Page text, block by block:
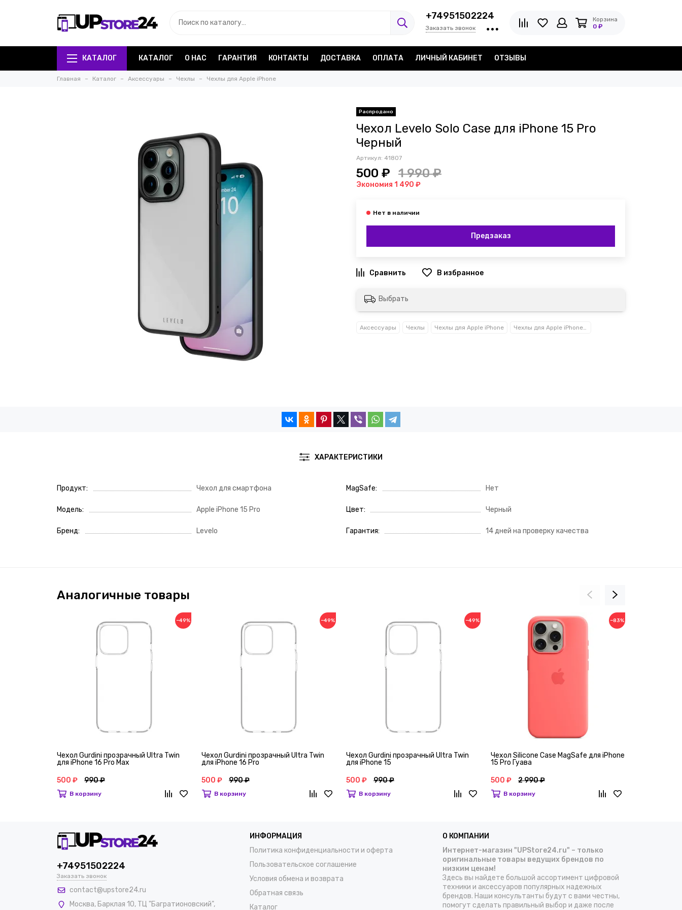
+74951502224
Заказать звонок
Корзина
0 ₽
КАТАЛОГ КАТАЛОГ О НАС ГАРАНТИЯ КОНТАКТЫ ДОСТАВКА ОПЛАТА ЛИЧНЫЙ КАБИНЕТ ОТЗЫВЫ
Главная Каталог Аксессуары Чехлы Чехлы для Apple iPhone
Распродано
Чехол Levelo Solo Case для iPhone 15 Pro
Черный
Артикул: 41807
500 ₽ 1 990 ₽
Экономия 1 490 ₽
Предзаказ
Выбрать
Аксессуары Чехлы Чехлы для Apple iPhone Чехлы для Apple iPhone 15 / 15 Plus / 15 Pro / 15 Pro Max
ХАРАКТЕРИСТИКИ
Продукт Чехол для смартфона
Модель Apple iPhone 15 Pro
Бренд Levelo
MagSafe Нет
Цвет Черный
Гарантия 14 дней на проверку качества
Аналогичные товары
−49%
Чехол Gurdini прозрачный Ultra Twin
для iPhone 16 Pro Max
500 ₽ 990 ₽
В корзину
−49%
Чехол Gurdini прозрачный Ultra Twin
для iPhone 16 Pro
500 ₽ 990 ₽
В корзину
−49%
Чехол Gurdini прозрачный Ultra Twin
для iPhone 15
500 ₽ 990 ₽
В корзину
−83%
Чехол Silicone Case MagSafe для iPhone
15 Pro Гуава
500 ₽ 2 990 ₽
В корзину
+74951502224
Заказать звонок
contact@upstore24.ru
Москва, Барклая 10, ТЦ "Багратионовский",
ИНФОРМАЦИЯ
Политика конфиденциальности и оферта
Пользовательское соглашение
Условия обмена и возврата
Обратная связь
Каталог
О КОМПАНИИ
Интернет-магазин "UPStore24.ru" – только
оригинальные товары ведущих брендов по
низким ценам!
Здесь вы найдете большой ассортимент цифровой
техники и аксессуаров популярных надежных
брендов. Наши консультанты будут с вами честны,
помогут сделать правильный выбор и даже после